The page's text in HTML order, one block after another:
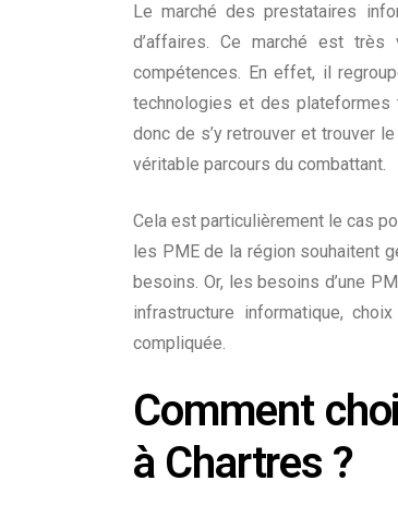
Le marché des prestataires
d’affaires. Ce marché est très
compétences. En effet, il
technologies et des
donc de s’y retrouver et trouver
véritable parcours du combattant.
Cela est particulièrement le cas
les PME de la région souhaitent
besoins. Or, les besoins d’une
infrastructure informatique,
compliquée.
Comment
à Chartres ?